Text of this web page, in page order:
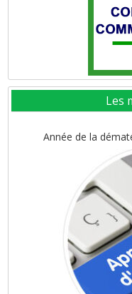
Les
Année de la